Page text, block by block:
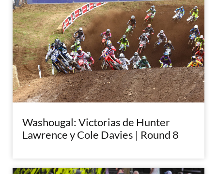
Washougal: Victorias de Hunter
Lawrence y Cole Davies | Round 8